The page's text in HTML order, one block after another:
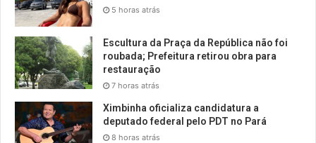
5 horas atrás
Escultura da Praça da República não foi
roubada; Prefeitura retirou obra para
restauração
7 horas atrás
Ximbinha oficializa candidatura a
deputado federal pelo PDT no Pará
8 horas atrás